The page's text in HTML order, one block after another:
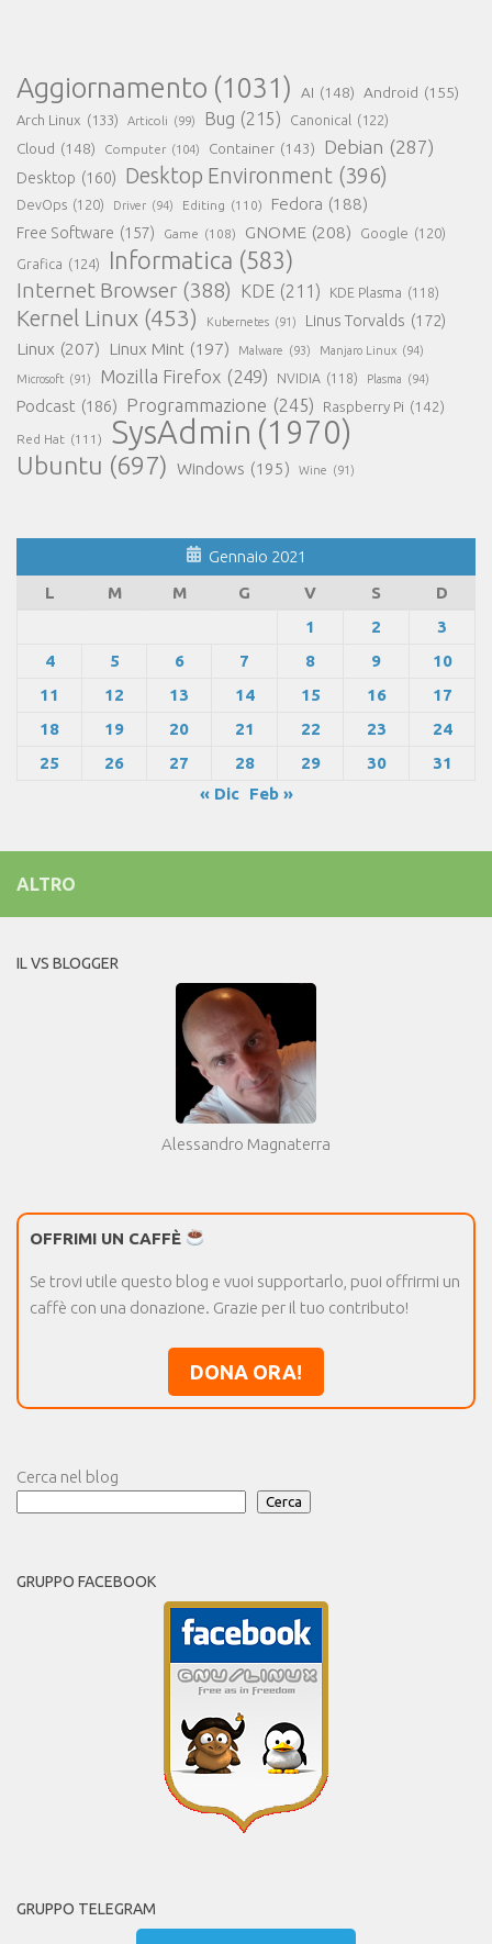
Aggiornamento (1031) AI (148) Android (155)
Arch Linux (133) Articoli (99) Bug (215) Canonical (122)
Cloud (148) Computer (104) Container (143) Debian (287)
Desktop (160) Desktop Environment (396)
DevOps (120) Driver (94) Editing (110) Fedora (188)
Free Software (157) Game (108) GNOME (208) Google (120)
Grafica (124) Informatica (583)
Internet Browser (388) KDE (211) KDE Plasma (118)
Kernel Linux (453) Kubernetes (91) Linus Torvalds (172)
Linux (207) Linux Mint (197) Malware (93) Manjaro Linux (94)
Microsoft (91) Mozilla Firefox (249) NVIDIA (118) Plasma (94)
Podcast (186) Programmazione (245) Raspberry Pi (142)
Red Hat (111) SysAdmin (1970)
Ubuntu (697) Windows (195) Wine (91)
Gennaio 2021
L
M M G V S
D
1
2
3
4
5 6 7 8 9
10
11
12 13 14 15 16
17
18
19 20 21 22 23
24
25
26 27 28 29 30
31
« Dic
Feb »
ALTRO
IL VS BLOGGER
Alessandro Magnaterra
OFFRIMI UN CAFFÈ
Se trovi utile questo blog e vuoi supportarlo, puoi offrirmi un
caffè con una donazione. Grazie per il tuo contributo!
DONA ORA!
Cerca nel blog
Cerca
GRUPPO FACEBOOK
GRUPPO TELEGRAM